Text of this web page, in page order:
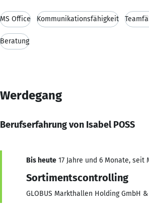
MS Office Kommunikationsfähigkeit
Beratung
Werdegang
Berufserfahrung von Isabel POSS
Bis heute 17 Jahre und 6 Monate, seit
Sortimentscontrolling
GLOBUS Markthallen Holding GmbH &